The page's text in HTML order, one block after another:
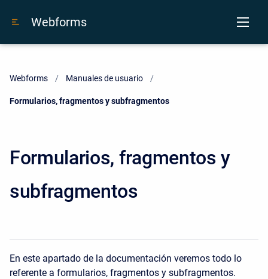
Webforms
Webforms Manuales de usuario
Current:
Formularios, fragmentos y subfragmentos
Formularios, fragmentos y
subfragmentos
En este apartado de la documentación veremos todo lo
referente a formularios, fragmentos y subfragmentos.